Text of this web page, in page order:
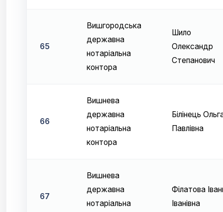
65
Вишгородська
державна
нотаріальна
контора
Шило
Олександр
Степанович
66
Вишнева
державна
нотаріальна
контора
Білінець
Павлівна
67
Вишнева
державна
нотаріальна
Філатова
Іванівна